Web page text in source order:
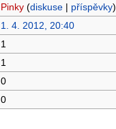
Pinky (diskuse| příspěvky)
1. 4. 2012, 20:40
1
1
0
0